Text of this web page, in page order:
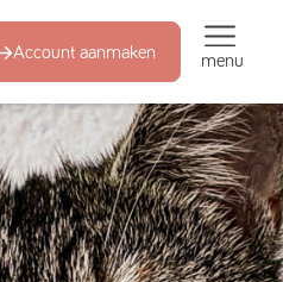
Account aanmaken menu